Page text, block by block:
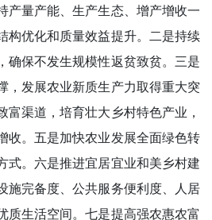
产量产能、生产生态、增产增收一
构优化和质量效益提升。二是持续
确保不发生规模性返贫致贫。三是
，发展农业新质生产力取得重大突
渠道，培育壮大乡村特色产业，
收。五是加快农业发展全面绿色转
式。六是推进宜居宜业和美乡村建
施完备度、公共服务便利度、人居
质生活空间。七是提高强农惠农富